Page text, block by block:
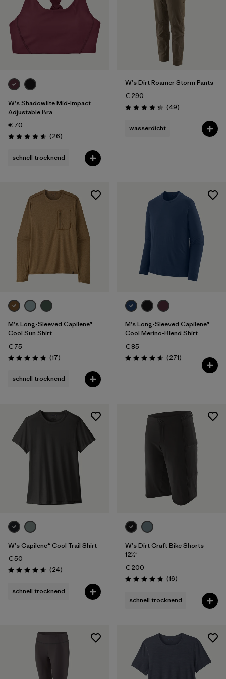
W's Shadowlite Mid-Impact
Adjustable Bra
€ 70
Bewertung: 4.6 / 5
(26Rezensionen
)
schnell trocknend
W's Dirt Roamer Storm Pants
€ 290
Bewertung: 4.3 / 5
(49Rezensionen
)
wasserdicht
M's Long-Sleeved Capilene®
Cool Sun Shirt
€ 75
Bewertung: 4.8 / 5
(17Rezensionen
)
schnell trocknend
M's Long-Sleeved Capilene®
Cool Merino-Blend Shirt
€ 85
Bewertung: 4.6 / 5
(271Rezensionen
)
W's Capilene® Cool Trail Shirt
€ 50
Bewertung: 4.7 / 5
(24Rezensionen
)
schnell trocknend
W's Dirt Craft Bike Shorts -
12½"
€ 200
Bewertung: 4.8 / 5
(16Rezensionen
)
schnell trocknend